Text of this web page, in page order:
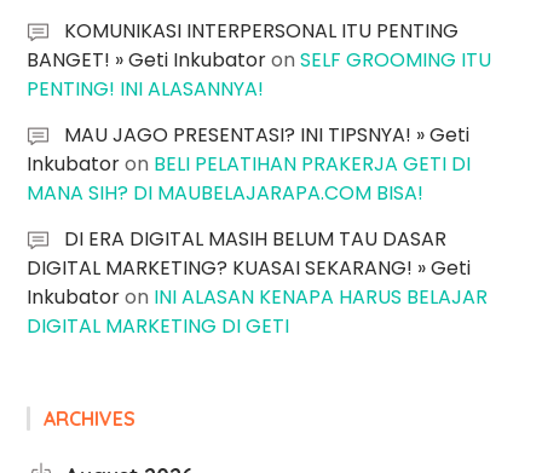
KOMUNIKASI INTERPERSONAL ITU PENTING
BANGET! » Geti InkubatoronSELF GROOMING ITU
PENTING! INI ALASANNYA!
MAU JAGO PRESENTASI? INI TIPSNYA! » Geti
Inkubatoron BELI PELATIHAN PRAKERJA GETI DI
MANA SIH? DI MAUBELAJARAPA.COM BISA!
DI ERA DIGITAL MASIH BELUM TAU DASAR
DIGITAL MARKETING? KUASAI SEKARANG! » Geti
Inkubatoron INI ALASAN KENAPA HARUS BELAJAR
DIGITAL MARKETING DI GETI
ARCHIVES